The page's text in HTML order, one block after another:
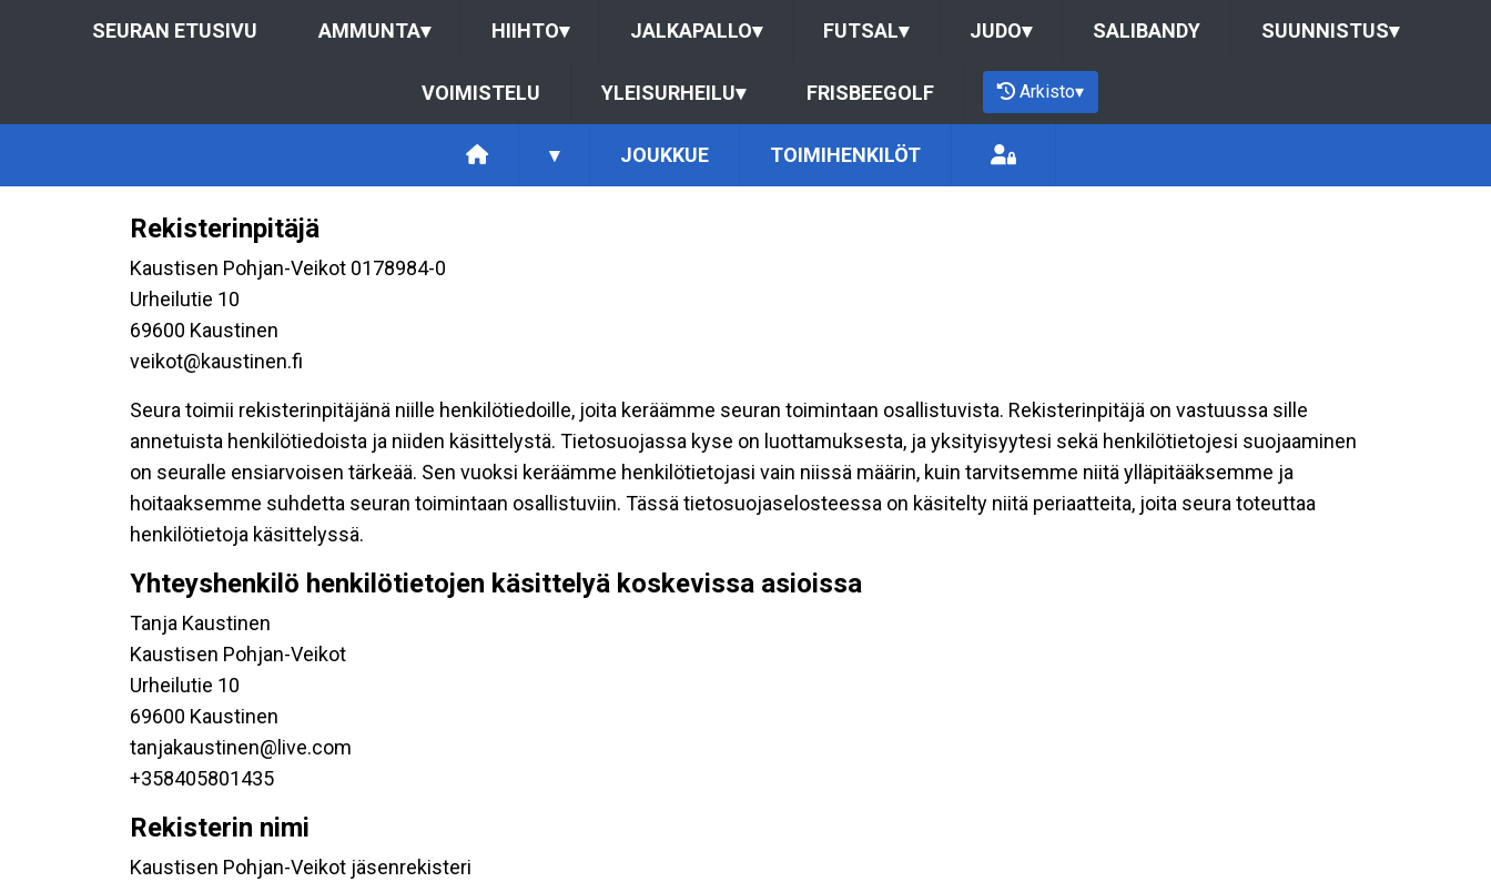
SEURAN ETUSIVU AMMUNTA▾ HIIHTO▾ JALKAPALLO▾ FUTSAL▾ JUDO▾ SALIBANDY SUUNNISTUS▾
VOIMISTELU YLEISURHEILU▾ FRISBEEGOLF Arkisto▾
▾ JOUKKUE TOIMIHENKILÖT
Rekisterinpitäjä
Kaustisen Pohjan-Veikot 0178984-0
Urheilutie 10
69600 Kaustinen
veikot@kaustinen.fi
Seura toimii rekisterinpitäjänä niille henkilötiedoille, joita keräämme seuran toimintaan osallistuvista. Rekisterinpitäjä on vastuussa sille
annetuista henkilötiedoista ja niiden käsittelystä. Tietosuojassa kyse on luottamuksesta, ja yksityisyytesi sekä henkilötietojesi suojaaminen
on seuralle ensiarvoisen tärkeää. Sen vuoksi keräämme henkilötietojasi vain niissä määrin, kuin tarvitsemme niitä ylläpitääksemme ja
hoitaaksemme suhdetta seuran toimintaan osallistuviin. Tässä tietosuojaselosteessa on käsitelty niitä periaatteita, joita seura toteuttaa
henkilötietoja käsittelyssä.
Yhteyshenkilö henkilötietojen käsittelyä koskevissa asioissa
Tanja Kaustinen
Kaustisen Pohjan-Veikot
Urheilutie 10
69600 Kaustinen
tanjakaustinen@live.com
+358405801435
Rekisterin nimi
Kaustisen Pohjan-Veikot jäsenrekisteri